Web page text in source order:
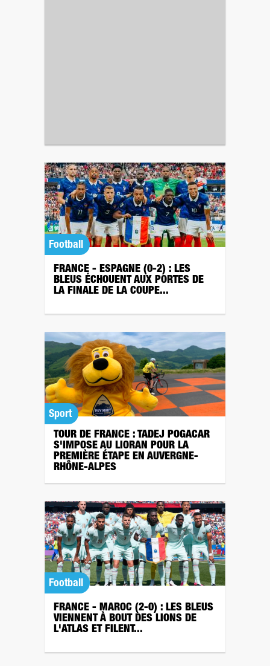
Football
FRANCE - ESPAGNE (0-2) : LES
BLEUS ÉCHOUENT AUX PORTES DE
LA FINALE DE LA COUPE...
Sport
TOUR DE FRANCE : TADEJ POGACAR
S'IMPOSE AU LIORAN POUR LA
PREMIÈRE ÉTAPE EN AUVERGNE-
RHÔNE-ALPES
Football
FRANCE - MAROC (2-0) : LES BLEUS
VIENNENT À BOUT DES LIONS DE
L'ATLAS ET FILENT...